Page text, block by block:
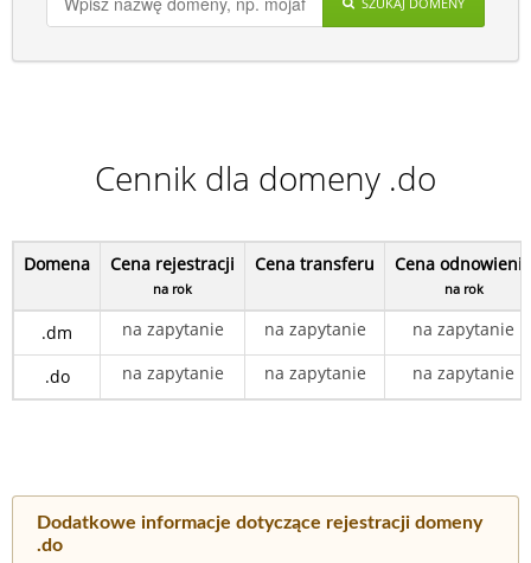
Cennik dla domeny .do
Domena Cena rejestracji
na rok
Cena transferu Cena odnowienia
na rok
.dm na zapytanie na zapytanie na zapytanie
.do na zapytanie na zapytanie na zapytanie
Dodatkowe informacje dotyczące rejestracji domeny
.do